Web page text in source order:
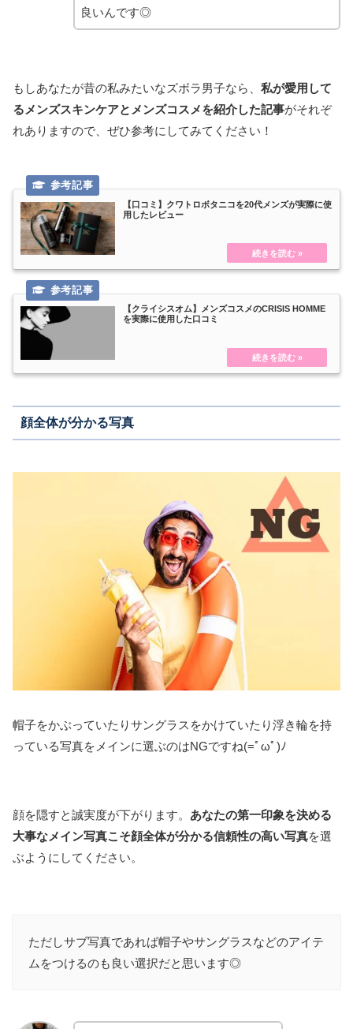
良いんです◎
もしあなたが昔の私みたいなズボラ男子なら、 私が愛用して
るメンズスキンケアとメンズコスメを紹介した記事がそれぞ
れありますので、ぜひ参考にしてみてください！
【口コミ】クワトロボタニコを20代メンズが実際に使
用したレビュー
【クライシスオム】メンズコスメのCRISIS HOMME
を実際に使用した口コミ
顔全体が分かる写真
帽子をかぶっていたりサングラスをかけていたり浮き輪を持
っている写真をメインに選ぶのはNGですね(=ﾟωﾟ)ﾉ
顔を隠すと誠実度が下がります。 あなたの第一印象を決める
大事なメイン写真こそ顔全体が分かる信頼性の高い写真を選
ぶようにしてください。
ただしサブ写真であれば帽子やサングラスなどのアイテ
ムをつけるのも良い選択だと思います◎